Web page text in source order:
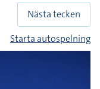
Nästa tecken
Starta autospelning